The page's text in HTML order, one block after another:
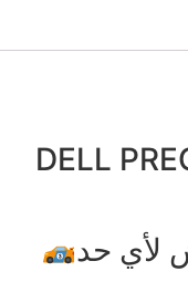
DELL
لأي حد